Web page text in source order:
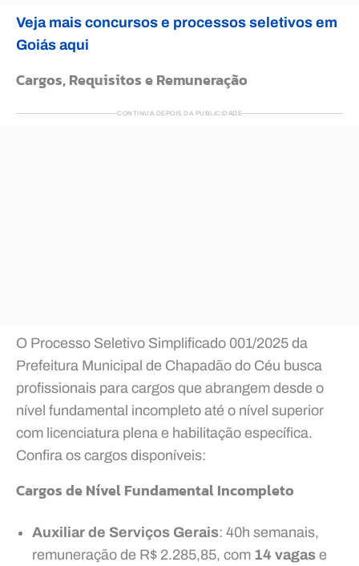
Veja mais concursos e processos seletivos em
Goiás aqui
Cargos, Requisitos e Remuneração
CONTINUA DEPOIS DA PUBLICIDADE
O Processo Seletivo Simplificado 001/2025 da
Prefeitura Municipal de Chapadão do Céu busca
profissionais para cargos que abrangem desde o
nível fundamental incompleto até o nível superior
com licenciatura plena e habilitação específica.
Confira os cargos disponíveis:
Cargos de Nível Fundamental Incompleto
Auxiliar de Serviços Gerais: 40h semanais,
remuneração de R$ 2.285,85, com 14 vagas e